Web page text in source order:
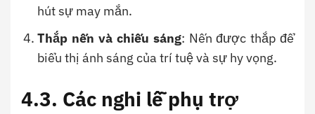
hút sự may mắn.
Thắp nến và chiếu sáng: Nến được thắp để
biểu thị ánh sáng của trí tuệ và sự hy vọng.
4.3. Các nghi lễ phụ trợ